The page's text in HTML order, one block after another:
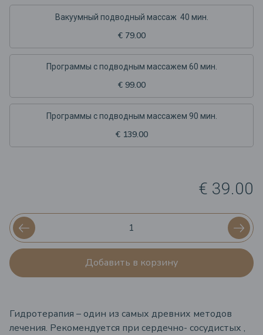
Вакуумный подводный массаж 40 мин.
€ 79.00
Программы с подводным массажем 60 мин.
€ 99.00
Программы с подводным массажем 90 мин.
€ 139.00
€ 39.00
Добавить в корзину
Гидротерапия – один из самых древних методов
лечения. Рекомендуется при сердечно- сосудистых ,